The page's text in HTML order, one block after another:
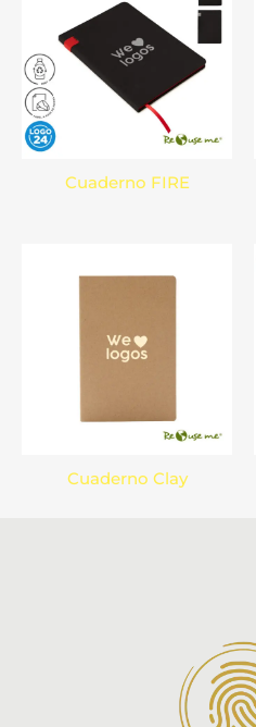
Cuaderno FIRE
Cuaderno Clay